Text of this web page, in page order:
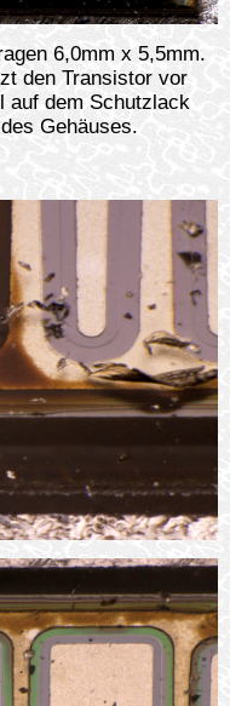
6,0mm x 5,5mm.
den Transistor vor
auf dem Schutzlack
Gehäuses.